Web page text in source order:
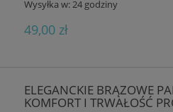
Wysyłka w:24 godziny
49,00 zł
ELEGANCKIE BRĄZOWE
KOMFORT I TRWAŁOŚĆ